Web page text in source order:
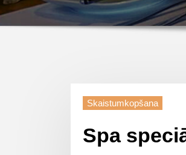
Skaistumkopšana
Spa